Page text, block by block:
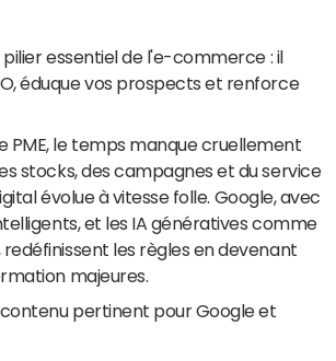
essentiel de l'e-commerce : il
éduque vos prospects et renforce
PME, le temps manque cruellement
stocks, des campagnes et du service
évolue à vitesse folle. Google, avec
et les IA génératives comme
redéfinissent les règles en devenant
majeures.
contenu pertinent pour Google et